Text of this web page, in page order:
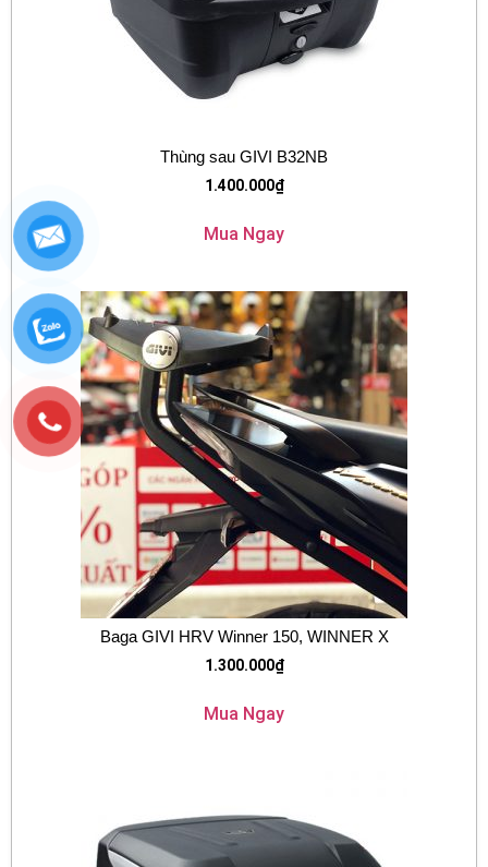
Thùng sau GIVI B32NB
1.400.000₫
Mua Ngay
Baga GIVI HRV Winner 150, WINNER X
1.300.000₫
Mua Ngay